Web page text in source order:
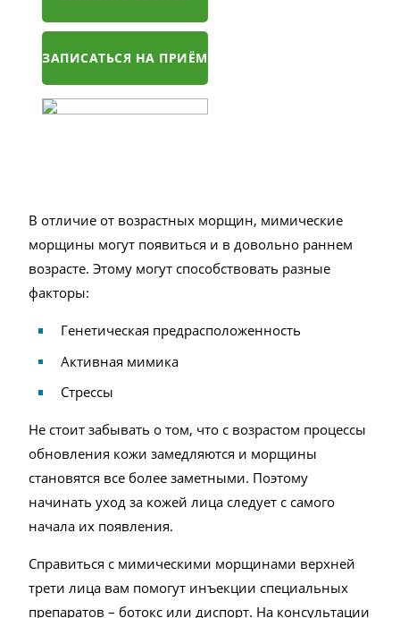
ЗАПИСАТЬСЯ НА ПРИЁМ
В отличие от возрастных морщин, мимические
морщины могут появиться и в довольно раннем
возрасте. Этому могут способствовать разные
факторы:
Генетическая предрасположенность
Активная мимика
Стрессы
Не стоит забывать о том, что с возрастом процессы
обновления кожи замедляются и морщины
становятся все более заметными. Поэтому
начинать уход за кожей лица следует с самого
начала их появления.
Справиться с мимическими морщинами верхней
трети лица вам помогут инъекции специальных
препаратов – ботокс или диспорт. На консультации